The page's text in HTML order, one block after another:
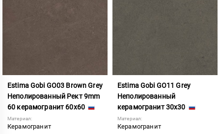
Estima Gobi GO03 Brown Grey
Неполированный Рект 9mm
60 керамогранит 60x60
Материал:
Керамогранит
Estima Gobi GO11 Grey
Неполированный
керамогранит 30x30
Материал:
Керамогранит